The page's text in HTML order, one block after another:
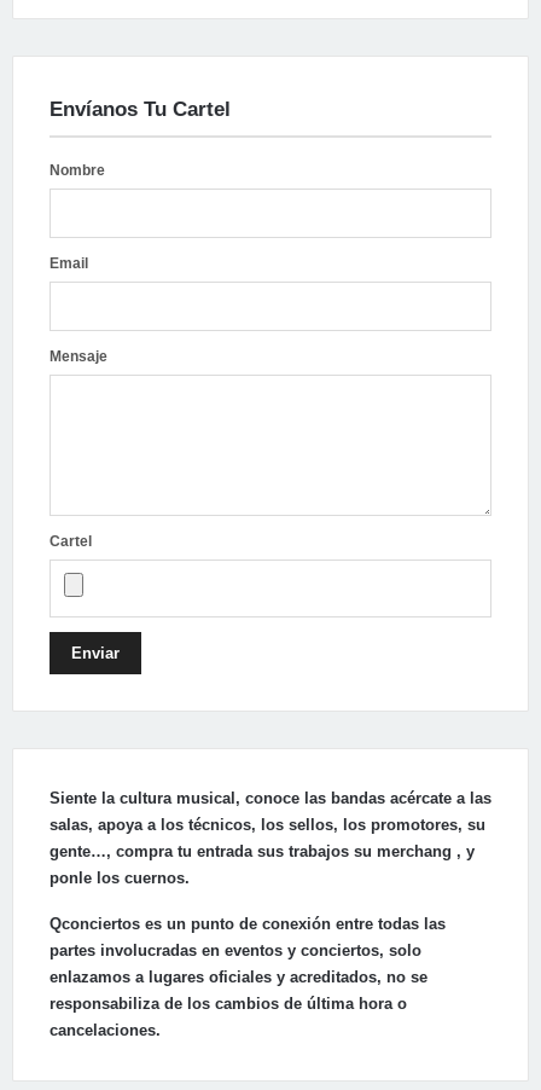
Envíanos Tu Cartel
Nombre
Email
Mensaje
Cartel
Enviar
Siente la cultura musical, conoce las bandas acércate a las
salas, apoya a los técnicos, los sellos, los promotores, su
gente…, compra tu entrada sus trabajos su merchang , y
ponle los cuernos.
Qconciertos es un punto de conexión entre todas las
partes involucradas en eventos y conciertos, solo
enlazamos a lugares oficiales y acreditados, no se
responsabiliza de los cambios de última hora o
cancelaciones.